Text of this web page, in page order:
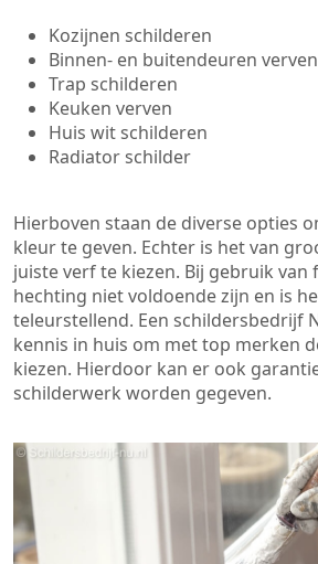
Kozijnen schilderen
Binnen- en buitendeuren verven
Trap schilderen
Keuken verven
Huis wit schilderen
Radiator schilder
Hierboven staan de diverse opties
kleur te geven. Echter is het van
juiste verf te kiezen. Bij gebruik van
hechting niet voldoende zijn en is
teleurstellend. Een schildersbedrijf
kennis in huis om met top merken
kiezen. Hierdoor kan er ook
schilderwerk worden gegeven.